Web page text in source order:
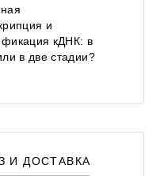
и
кДНК: в
в две стадии?
И ДОСТАВКА